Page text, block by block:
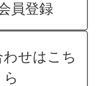
員登録
せはこち
ら